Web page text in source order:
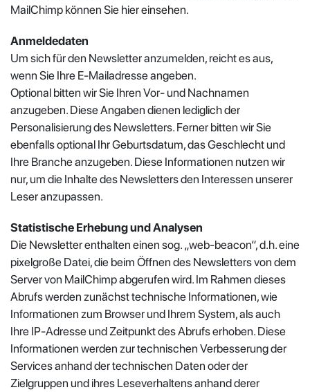
MailChimp können Sie hier einsehen.
Anmeldedaten
Um sich für den Newsletter anzumelden, reicht es aus,
wenn Sie Ihre E-Mailadresse angeben.
Optional bitten wir Sie Ihren Vor- und Nachnamen
anzugeben. Diese Angaben dienen lediglich der
Personalisierung des Newsletters. Ferner bitten wir Sie
ebenfalls optional Ihr Geburtsdatum, das Geschlecht und
Ihre Branche anzugeben. Diese Informationen nutzen wir
nur, um die Inhalte des Newsletters den Interessen unserer
Leser anzupassen.
Statistische Erhebung und Analysen
Die Newsletter enthalten einen sog. „web-beacon“, d.h. eine
pixelgroße Datei, die beim Öffnen des Newsletters von dem
Server von MailChimp abgerufen wird. Im Rahmen dieses
Abrufs werden zunächst technische Informationen, wie
Informationen zum Browser und Ihrem System, als auch
Ihre IP-Adresse und Zeitpunkt des Abrufs erhoben. Diese
Informationen werden zur technischen Verbesserung der
Services anhand der technischen Daten oder der
Zielgruppen und ihres Leseverhaltens anhand derer